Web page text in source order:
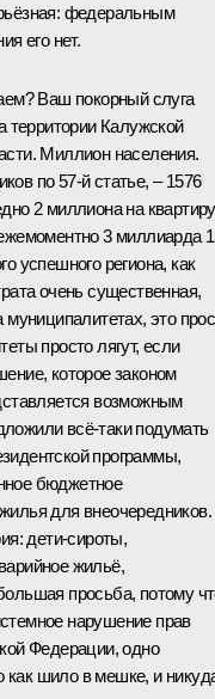
федеральным
его нет.
Ваш покорный слуга
территории Калужской
Миллион населения.
по 57-й статье, – 1576
2 миллиона на
3 миллиарда
успешного региона, как
очень существенная,
это
просто лягут, если
которое законом
возможным
всё‑таки подумать
программы,
бюджетное
для внеочередников.
дети-сироты,
жильё,
просьба, потому
нарушение прав
Федерации, одно
как шило в мешке, и